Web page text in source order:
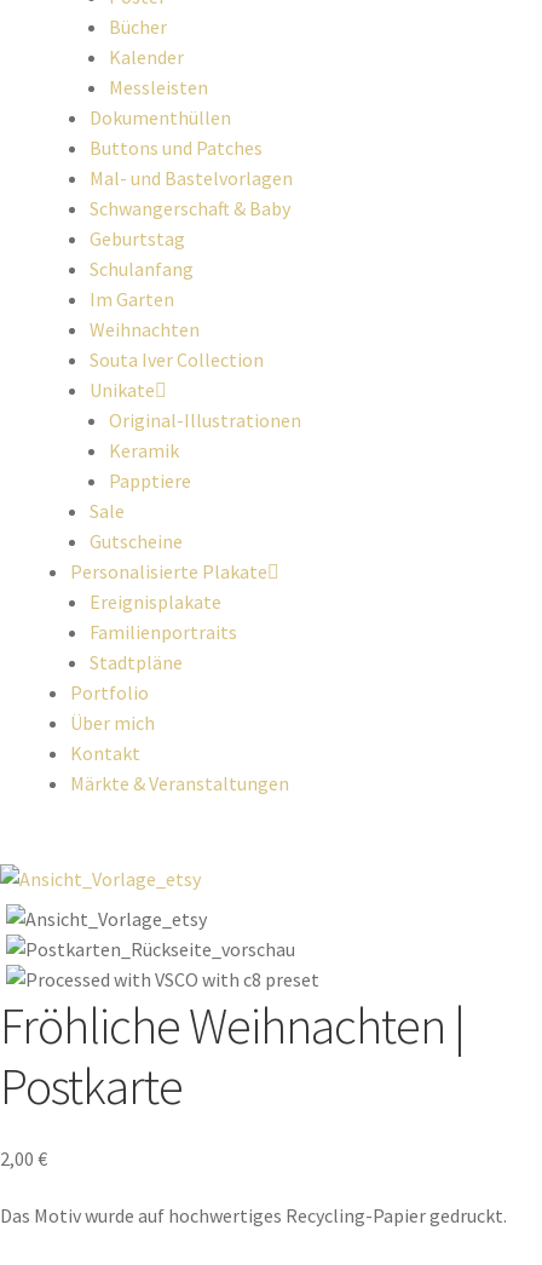
Bücher
Kalender
Messleisten
Dokumenthüllen
Buttons und Patches
Mal- und Bastelvorlagen
Schwangerschaft & Baby
Geburtstag
Schulanfang
Im Garten
Weihnachten
Souta Iver Collection
Unikate
Original-Illustrationen
Keramik
Papptiere
Sale
Gutscheine
Personalisierte Plakate
Ereignisplakate
Familienportraits
Stadtpläne
Portfolio
Über mich
Kontakt
Märkte & Veranstaltungen
Fröhliche Weihnachten |
Postkarte
2,00 €
Das Motiv wurde auf hochwertiges Recycling-Papier gedruckt.